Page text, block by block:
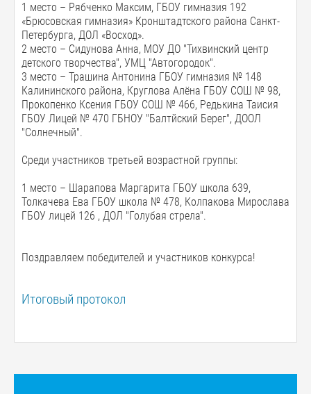
1 место – Рябченко Максим, ГБОУ гимназия 192
«Брюсовская гимназия» Кронштадтского района Санкт-
Петербурга, ДОЛ «Восход».
2 место – Сидунова Анна, МОУ ДО "Тихвинский центр
детского творчества", УМЦ "Автогородок".
3 место – Трашина Антонина ГБОУ гимназия № 148
Калининского района, Круглова Алёна ГБОУ СОШ № 98,
Прокопенко Ксения ГБОУ СОШ № 466, Редькина Таисия
ГБОУ Лицей № 470 ГБНОУ "Балтйский Берег", ДООЛ
"Солнечный".
Среди участников третьей возрастной группы:
1 место – Шарапова Маргарита ГБОУ школа 639,
Толкачева Ева ГБОУ школа № 478, Колпакова Мирослава
ГБОУ лицей 126 , ДОЛ "Голубая стрела".
Поздравляем победителей и участников конкурса!
Итоговый протокол